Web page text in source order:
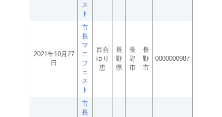
ス
ト
2021年10月27
日
市
長
マ
ニ
フ
ェ
ス
ト
百合
ゆり
恵
長
野
県
長
野
市
長
野
市
0000000987
市
長